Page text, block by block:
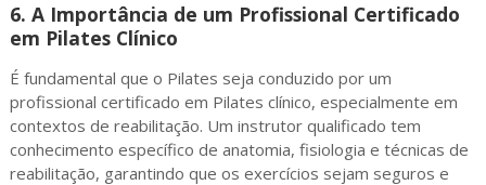
6. A Importância de um Profissional Certificado
em Pilates Clínico
É fundamental que o Pilates seja conduzido por um
profissional certificado em Pilates clínico, especialmente em
contextos de reabilitação. Um instrutor qualificado tem
conhecimento específico de anatomia, fisiologia e técnicas de
reabilitação, garantindo que os exercícios sejam seguros e